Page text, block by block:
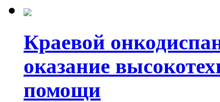
Краевой
оказание
помощи